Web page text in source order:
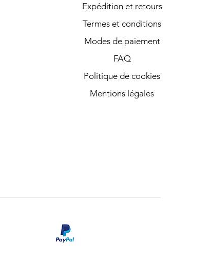
Expédition et retours
Termes et conditions
Modes de paiement
FAQ
Politique de cookies
Mentions légales